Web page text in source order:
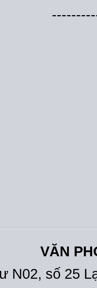
VĂN
N02, số 25